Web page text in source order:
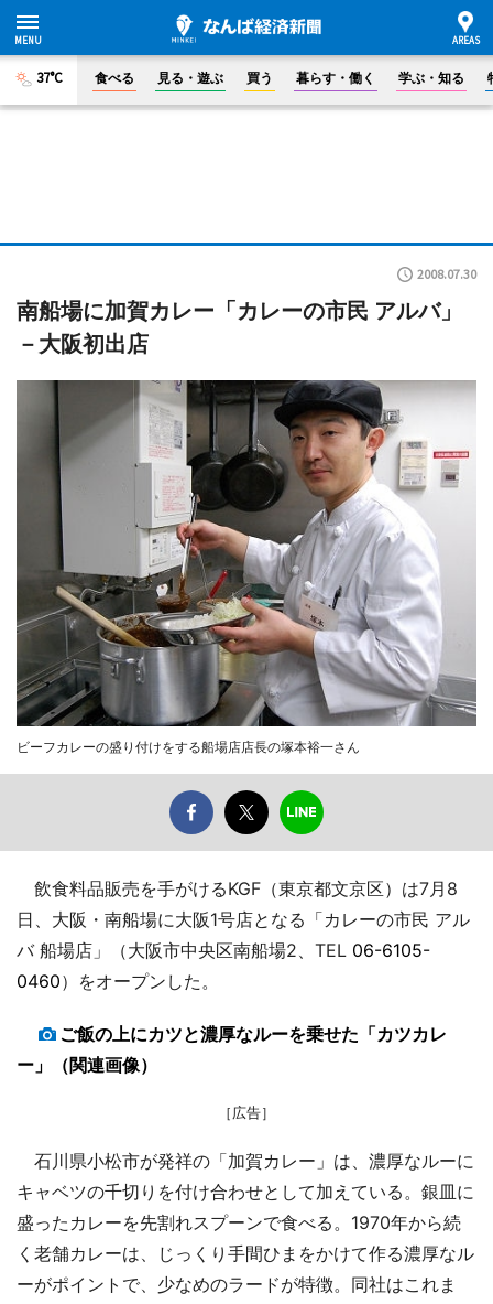
37°C 食べる 見る・遊ぶ 買う 暮らす・働く 学ぶ・知る
2008.07.30
南船場に加賀カレー「カレーの市民 アルバ」
－大阪初出店
ビーフカレーの盛り付けをする船場店店長の塚本裕一さん
飲食料品販売を手がけるKGF（東京都文京区）は7月8
日、大阪・南船場に大阪1号店となる「カレーの市民 アル
バ 船場店」（大阪市中央区南船場2、TEL 06-6105-
0460）をオープンした。
ご飯の上にカツと濃厚なルーを乗せた「カツカレ
ー」（関連画像）
［広告］
石川県小松市が発祥の「加賀カレー」は、濃厚なルーに
キャベツの千切りを付け合わせとして加えている。銀皿に
盛ったカレーを先割れスプーンで食べる。1970年から続
く老舗カレーは、じっくり手間ひまをかけて作る濃厚なル
ーがポイントで、少なめのラードが特徴。同社はこれま